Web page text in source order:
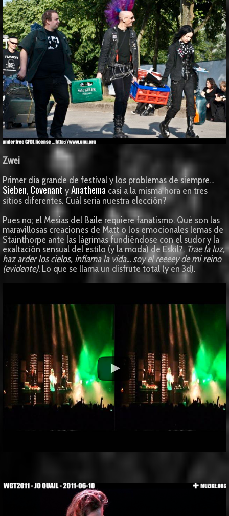
Zwei
Primer día grande de festival y los problemas de siempre...
Sieben, Covenant yAnathema casi a la misma hora en tres
sitios diferentes. Cuál sería nuestra elección?
Pues no; el Mesias del Baile requiere fanatismo. Qué son las
maravillosas creaciones de Matt o los emocionales lemas de
Stainthorpe ante las lágrimas fundiéndose con el sudor y la
exaltación sensual del estilo (y la moda) de Eskil?. Trae la luz,
haz arder los cielos, inflama la vida... soy el reeeey de mi reino
(evidente). Lo que se llama un disfrute total (y en 3d).